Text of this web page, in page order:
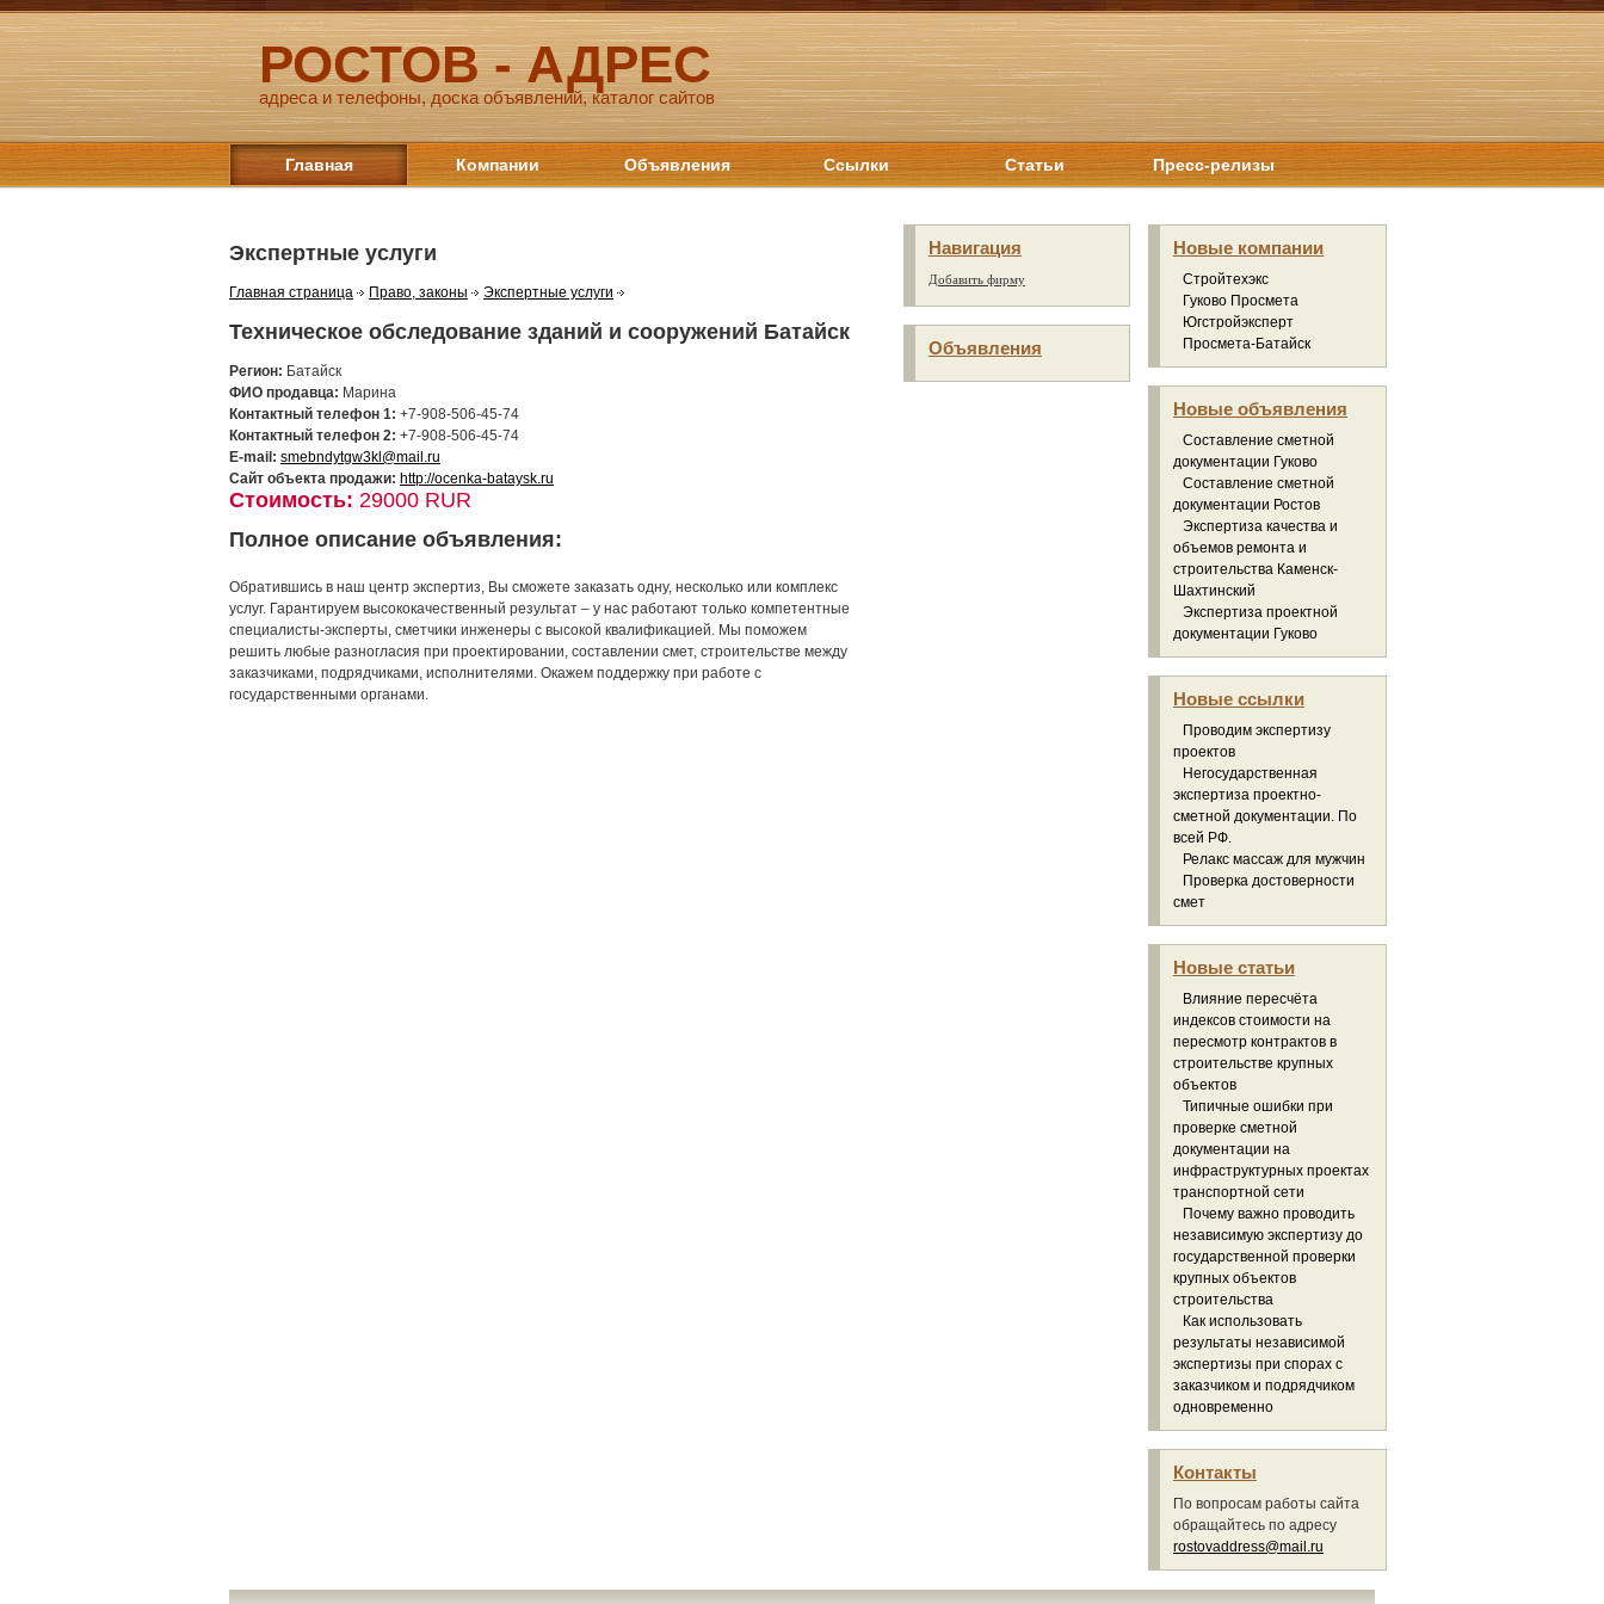
РОСТОВ - АДРЕС
адреса и телефоны, доска объявлений, каталог сайтов
Главная Компании Объявления Ссылки Статьи Пресс-релизы
Экспертные услуги
Главная страница Право, законы Экспертные услуги
Техническое обследование зданий и сооружений Батайск
Регион: Батайск
ФИО продавца: Марина
Контактный телефон 1: +7-908-506-45-74
Контактный телефон 2: +7-908-506-45-74
E-mail: smebndytgw3kl@mail.ru
Сайт объекта продажи: http://ocenka-bataysk.ru
Стоимость: 29000 RUR
Полное описание объявления:
Обратившись в наш центр экспертиз, Вы сможете заказать одну, несколько или комплекс
услуг. Гарантируем высококачественный результат – у нас работают только компетентные
специалисты-эксперты, сметчики инженеры с высокой квалификацией. Мы поможем
решить любые разногласия при проектировании, составлении смет, строительстве между
заказчиками, подрядчиками, исполнителями. Окажем поддержку при работе с
государственными органами.
Навигация
Добавить фирму
Объявления
Новые компании
Стройтехэкс
Гуково Просмета
Югстройэксперт
Просмета-Батайск
Новые объявления
Составление сметной
документации Гуково
Составление сметной
документации Ростов
Экспертиза качества и
объемов ремонта и
строительства Каменск-
Шахтинский
Экспертиза проектной
документации Гуково
Новые ссылки
Проводим экспертизу
проектов
Негосударственная
экспертиза проектно-
сметной документации. По
всей РФ.
Релакс массаж для мужчин
Проверка достоверности
смет
Новые статьи
Влияние пересчёта
индексов стоимости на
пересмотр контрактов в
строительстве крупных
объектов
Типичные ошибки при
проверке сметной
документации на
инфраструктурных проектах
транспортной сети
Почему важно проводить
независимую экспертизу до
государственной проверки
крупных объектов
строительства
Как использовать
результаты независимой
экспертизы при спорах с
заказчиком и подрядчиком
одновременно
Контакты
По вопросам работы сайта
обращайтесь по адресу
rostovaddress@mail.ru